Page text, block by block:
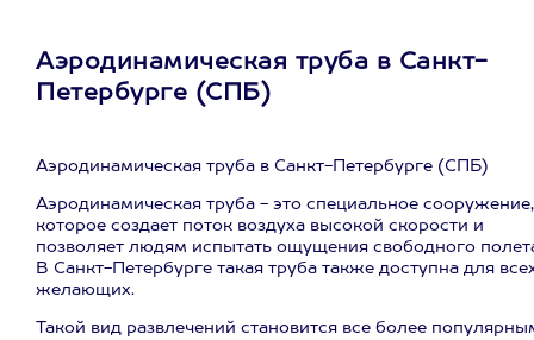
Аэродинамическая труба в Санкт-
Петербурге (СПБ)
Аэродинамическая труба в Санкт-Петербурге (СПБ)
Аэродинамическая труба - это специальное сооружение,
которое создает поток воздуха высокой скорости и
позволяет людям испытать ощущения свободного
В Санкт-Петербурге такая труба также доступна для
желающих.
Такой вид развлечений становится все более